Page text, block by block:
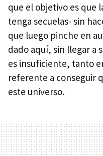
que el objetivo es que
tenga secuelas- sin
que luego pinche en
dado aquí, sin llegar a
es insuficiente, tanto
referente a conseguir
este universo.